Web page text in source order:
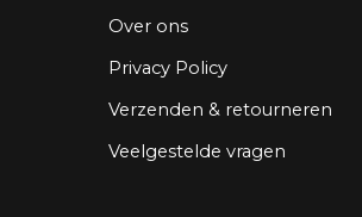
Over ons
Privacy Policy
Verzenden & retourneren
Veelgestelde vragen